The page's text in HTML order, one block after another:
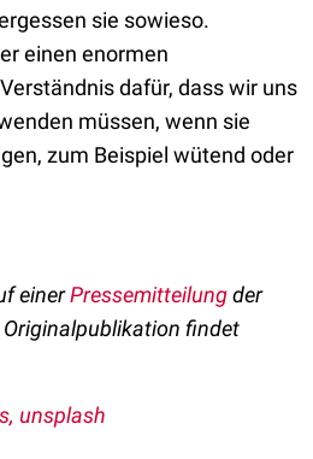
sie sowieso.
einen enormen
dafür, dass wir uns
müssen, wenn sie
zum Beispiel wütend oder
einerPressemitteilungder
findet
unsplash